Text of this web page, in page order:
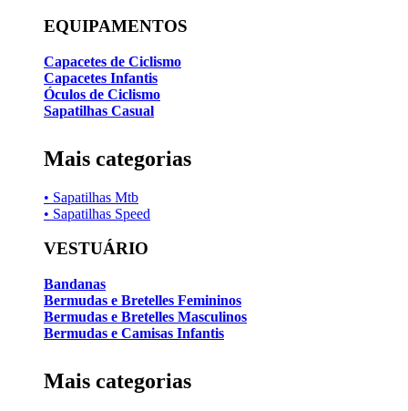
EQUIPAMENTOS
Capacetes de Ciclismo
Capacetes Infantis
Óculos de Ciclismo
Sapatilhas Casual
Mais categorias
• Sapatilhas Mtb
• Sapatilhas Speed
VESTUÁRIO
Bandanas
Bermudas e Bretelles Femininos
Bermudas e Bretelles Masculinos
Bermudas e Camisas Infantis
Mais categorias